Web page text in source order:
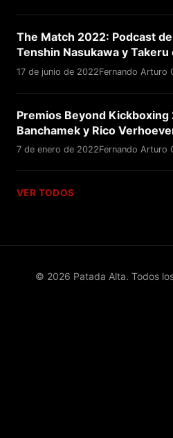
The Match 2022: Podcast
Tenshin Nasukawa y Takeru
17 de junio de 2022Fernando Arturo
Premios Beyond Kickboxing
Banchamek y Rico
7 de enero de 2022Fernando Arturo
VER TODOS
© 2026 Patada Alta. Todos